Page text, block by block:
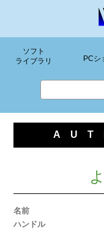
ソフト
ライブラリ
PCシ
名前
ハンドル